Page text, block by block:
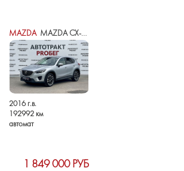
MAZDAMAZDA CX-5 I РЕСТАЙЛИНГ
2016 г.в.
192992 км
автомат
1 849 000 РУБ